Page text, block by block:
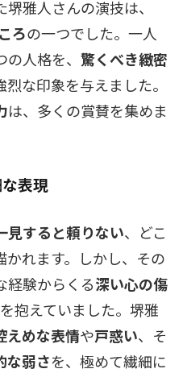
雅人さんの演技は、
ろの一つでした。一人
人格を、 驚くべき緻密
な印象を与えました。
は、多くの賞賛を集めま
表現
見すると頼りない、どこ
れます。しかし、その
経験からくる深い心の傷
抱えていました。堺雅
えめな表情や戸惑い、そ
な弱さを、極めて繊細に